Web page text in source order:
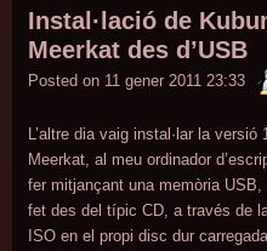
was
posted
in
Instal·lació de
Meerkat des d’USB
Posted on 11 gener 2011 23:33
L’altre dia vaig instal·lar la
Meerkat, al meu ordinador
fer mitjançant una memòria
fet des del típic CD, a través de
ISO en el propi disc dur